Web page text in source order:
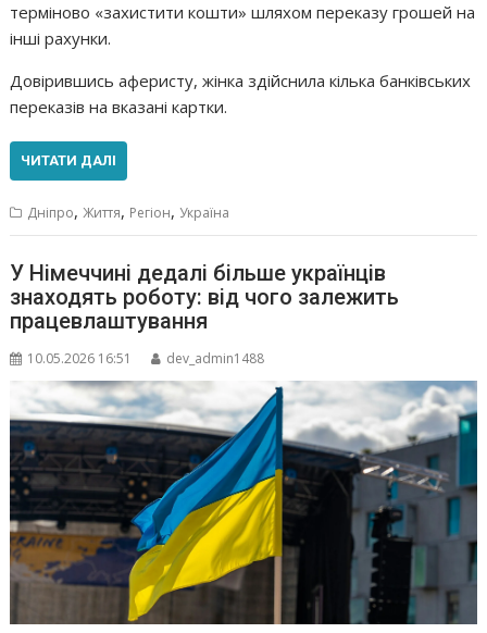
терміново «захистити кошти» шляхом переказу грошей на
інші рахунки.
Довірившись аферисту, жінка здійснила кілька банківських
переказів на вказані картки.
ЧИТАТИ ДАЛІ
Дніпро,Життя, Регіон,Україна
У Німеччині дедалі більше українців
знаходять роботу: від чого залежить
працевлаштування
10.05.2026 16:51 dev_admin1488